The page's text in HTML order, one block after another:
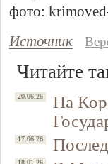
фото:
Источник
Читайте
20.06.26
На
17.06.26
18.01.26